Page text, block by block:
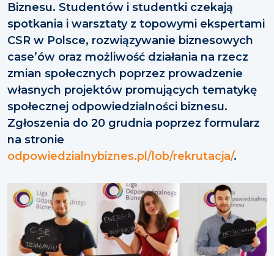
Biznesu. Studentów i studentki czekają
spotkania i warsztaty z topowymi ekspertami
CSR w Polsce, rozwiązywanie biznesowych
case’ów oraz możliwość działania na rzecz
zmian społecznych poprzez prowadzenie
własnych projektów promujących tematykę
społecznej odpowiedzialności biznesu.
Zgłoszenia do 20 grudnia poprzez formularz
na stronie
odpowiedzialnybiznes.pl/lob/rekrutacja/.